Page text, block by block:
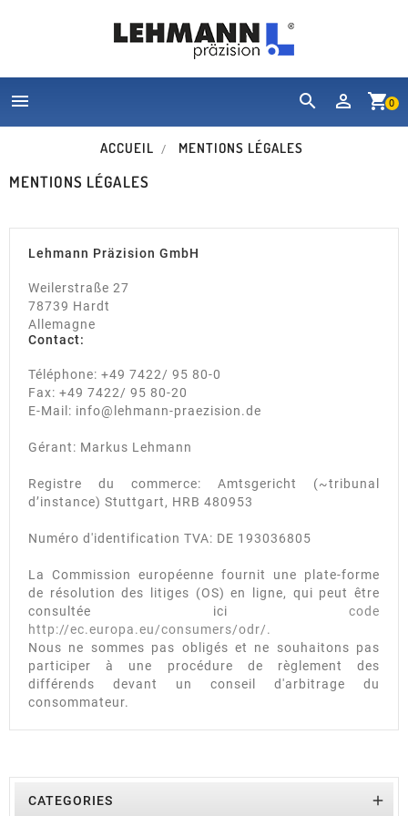
shopping_cart0
 
ACCUEIL MENTIONS LÉGALES
MENTIONS LÉGALES
Lehmann Präzision GmbH
Weilerstraße 27
78739 Hardt
Allemagne
Contact:
Téléphone: +49 7422/ 95 80-0
Fax: +49 7422/ 95 80-20
E-Mail: info@lehmann-praezision.de
Gérant: Markus Lehmann
Registre du commerce: Amtsgericht (~tribunal
d’instance) Stuttgart, HRB 480953
Numéro d'identification TVA: DE 193036805
La Commission européenne fournit une plate-forme
de résolution des litiges (OS) en ligne, qui peut être
consultée ici code
http://ec.europa.eu/consumers/odr/.
Nous ne sommes pas obligés et ne souhaitons pas
participer à une procédure de règlement des
différends devant un conseil d'arbitrage du
consommateur.
CATEGORIES 